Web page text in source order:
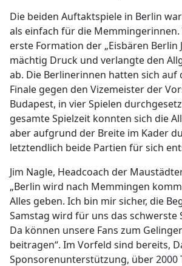
Die beiden Auftaktspiele in Berlin
als einfach für die
erste Formation der „Eisbären Berlin
mächtig Druck und verlangte den
ab. Die Berlinerinnen hatten sich auf
Finale gegen den Vizemeister der
Budapest, in vier Spielen
gesamte Spielzeit konnten sich die
aber aufgrund der Breite im Kader
letztendlich beide Partien für sich
Jim Nagle, Headcoach der
„Berlin wird nach Memmingen
Alles geben. Ich bin mir sicher, die
Samstag wird für uns das schwerste
Da können unsere Fans zum
beitragen“. Im Vorfeld sind bereits,
Sponsorenunterstützung, über 2000